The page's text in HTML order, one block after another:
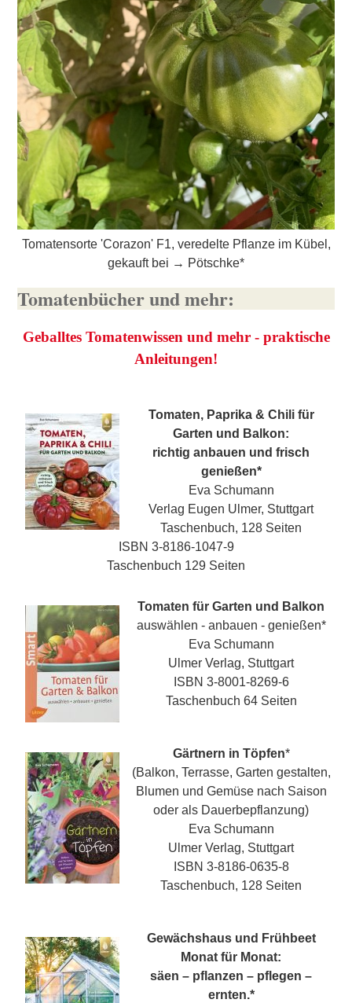
Tomatensorte 'Corazon' F1, veredelte Pflanze im Kübel,
gekauft bei → Pötschke*
Tomatenbücher und mehr:
Geballtes Tomatenwissen und mehr - praktische
Anleitungen!
Tomaten, Paprika & Chili für
Garten und Balkon:
richtig anbauen und frisch
genießen*
Eva Schumann
Verlag Eugen Ulmer, Stuttgart
Taschenbuch, 128 Seiten
ISBN 3-8186-1047-9
Taschenbuch 129 Seiten
Tomaten für Garten und Balkon
auswählen - anbauen - genießen*
Eva Schumann
Ulmer Verlag, Stuttgart
ISBN 3-8001-8269-6
Taschenbuch 64 Seiten
Gärtnern in Töpfen*
(Balkon, Terrasse, Garten gestalten,
Blumen und Gemüse nach Saison
oder als Dauerbepflanzung)
Eva Schumann
Ulmer Verlag, Stuttgart
ISBN 3-8186-0635-8
Taschenbuch, 128 Seiten
Gewächshaus und Frühbeet
Monat für Monat:
säen – pflanzen – pflegen –
ernten.*